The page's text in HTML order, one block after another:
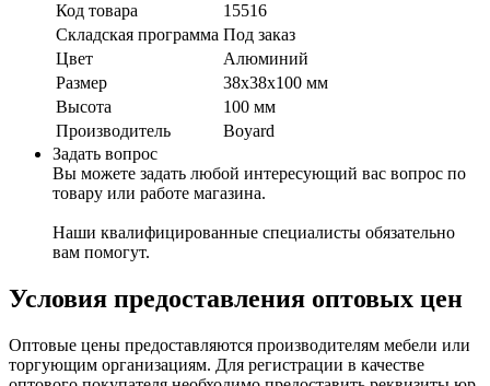
Код товара
15516
Складская программа Под заказ
Цвет
Алюминий
Размер
38х38х100 мм
Высота
100 мм
Производитель
Boyard
Задать вопрос
Вы можете задать любой интересующий вас вопрос по
товару или работе магазина.
Наши квалифицированные специалисты обязательно
вам помогут.
Условия предоставления оптовых цен
Оптовые цены предоставляются производителям мебели или
торгующим организациям. Для регистрации в качестве